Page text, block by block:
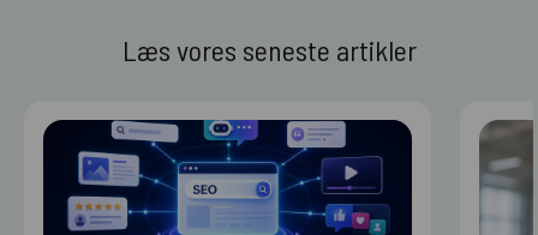
Læs vores seneste artikler